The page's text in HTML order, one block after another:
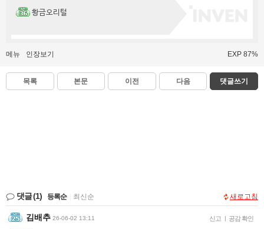
황금오리털
메뉴 인장보기 EXP 87%
목록 본문 이전 다음 댓글쓰기
댓글(1) 등록순 최신순 새로고침
김배추 26-06-02 13:11 신고 | 공감 확인